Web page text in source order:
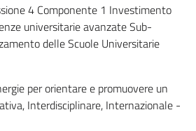
4 Componente 1 Investimento
universitarie avanzate Sub-
delle Scuole Universitarie
per orientare e promuovere un
Interdisciplinare, Internazionale -